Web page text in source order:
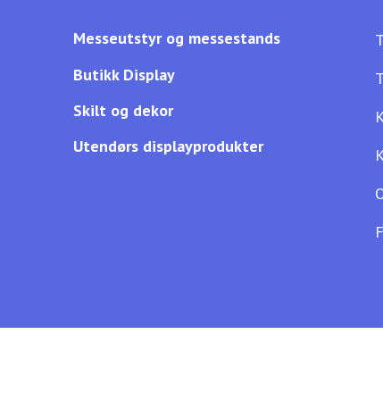
Messeutstyr og messestands
Butikk Display
Skilt og dekor
Utendørs displayprodukter